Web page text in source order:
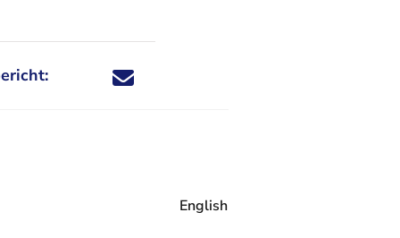
Deel dit nieuwsbericht via X - U verlaat
Deel dit nieuwsbericht via Facebook - U
Deel dit nieuwsbericht via e-mail
Deel dit nieuwsbericht via LinkedIn - U
English